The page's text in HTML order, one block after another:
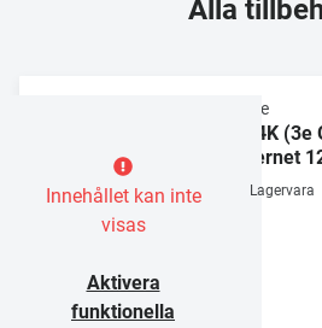
Alla
Innehållet kan inte
visas
Aktivera
funktionella
Apple
TV 4K
Ethernet
Lagervara